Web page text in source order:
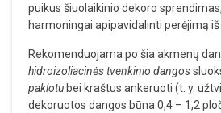
puikus šiuolaikinio dekoro
harmoningai apipavidalinti perėjimą iš
Rekomenduojama po šia akmenų
hidroizoliacinės tvenkinio dangos
paklotu bei kraštus ankeruoti (t. y.
dekoruotos dangos būna 0,4 – 1,2